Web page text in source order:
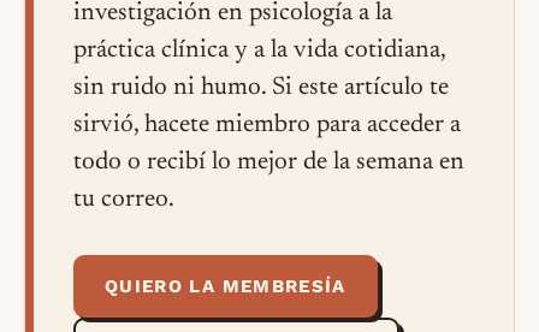
investigación en psicología a la
práctica clínica y a la vida cotidiana,
sin ruido ni humo. Si este artículo te
sirvió, hacete miembro para acceder a
todo o recibí lo mejor de la semana en
tu correo.
QUIERO LA MEMBRESÍA